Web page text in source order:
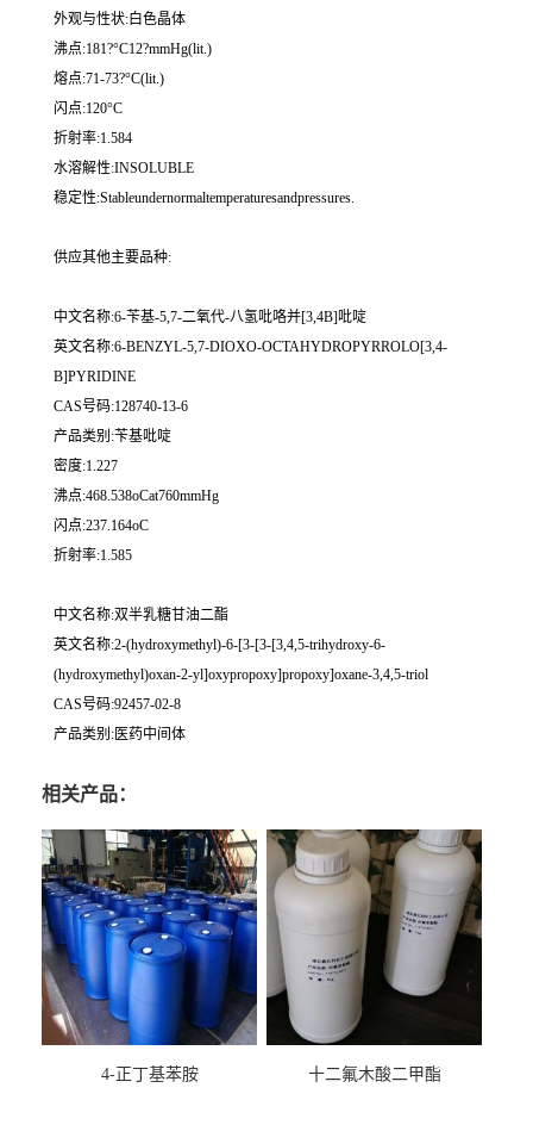
外观与性状:白色晶体
沸点:181?°C12?mmHg(lit.)
熔点:71-73?°C(lit.)
闪点:120°C
折射率:1.584
水溶解性:INSOLUBLE
稳定性:Stableundernormaltemperaturesandpressures.
供应其他主要品种:
中文名称:6-苄基-5,7-二氧代-八氢吡咯并[3,4B]吡啶
英文名称:6-BENZYL-5,7-DIOXO-OCTAHYDROPYRROLO[3,4-
B]PYRIDINE
CAS号码:128740-13-6
产品类别:苄基吡啶
密度:1.227
沸点:468.538oCat760mmHg
闪点:237.164oC
折射率:1.585
中文名称:双半乳糖甘油二酯
英文名称:2-(hydroxymethyl)-6-[3-[3-[3,4,5-trihydroxy-6-
(hydroxymethyl)oxan-2-yl]oxypropoxy]propoxy]oxane-3,4,5-triol
CAS号码:92457-02-8
产品类别:医药中间体
相关产品：
4-正丁基苯胺 十二氟木酸二甲酯